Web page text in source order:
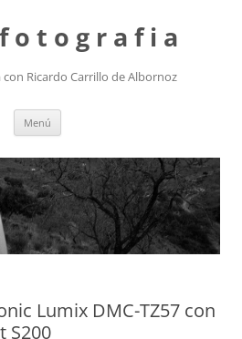
o t o g r a f i a
Ricardo Carrillo de Albornoz
Menú
Lumix DMC-TZ57 con
S200